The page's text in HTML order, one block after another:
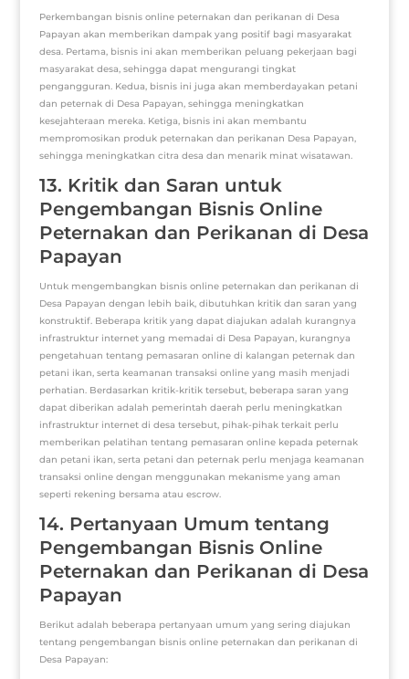
Perkembangan bisnis online peternakan dan perikanan di Desa
Papayan akan memberikan dampak yang positif bagi masyarakat
desa. Pertama, bisnis ini akan memberikan peluang pekerjaan bagi
masyarakat desa, sehingga dapat mengurangi tingkat
pengangguran. Kedua, bisnis ini juga akan memberdayakan petani
dan peternak di Desa Papayan, sehingga meningkatkan
kesejahteraan mereka. Ketiga, bisnis ini akan membantu
mempromosikan produk peternakan dan perikanan Desa Papayan,
sehingga meningkatkan citra desa dan menarik minat wisatawan.
13. Kritik dan Saran untuk
Pengembangan Bisnis Online
Peternakan dan Perikanan di Desa
Papayan
Untuk mengembangkan bisnis online peternakan dan perikanan di
Desa Papayan dengan lebih baik, dibutuhkan kritik dan saran yang
konstruktif. Beberapa kritik yang dapat diajukan adalah kurangnya
infrastruktur internet yang memadai di Desa Papayan, kurangnya
pengetahuan tentang pemasaran online di kalangan peternak dan
petani ikan, serta keamanan transaksi online yang masih menjadi
perhatian. Berdasarkan kritik-kritik tersebut, beberapa saran yang
dapat diberikan adalah pemerintah daerah perlu meningkatkan
infrastruktur internet di desa tersebut, pihak-pihak terkait perlu
memberikan pelatihan tentang pemasaran online kepada peternak
dan petani ikan, serta petani dan peternak perlu menjaga keamanan
transaksi online dengan menggunakan mekanisme yang aman
seperti rekening bersama atau escrow.
14. Pertanyaan Umum tentang
Pengembangan Bisnis Online
Peternakan dan Perikanan di Desa
Papayan
Berikut adalah beberapa pertanyaan umum yang sering diajukan
tentang pengembangan bisnis online peternakan dan perikanan di
Desa Papayan: